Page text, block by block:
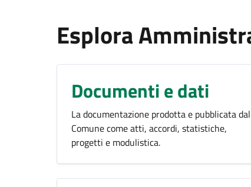
Esplora
Documenti e dati
La documentazione prodotta e pubblicata dal
Comune come atti, accordi, statistiche,
progetti e modulistica.